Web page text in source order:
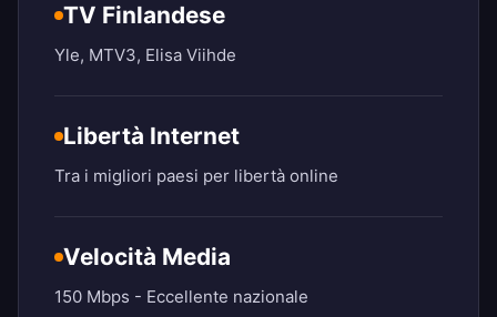
TV Finlandese
Yle, MTV3, Elisa Viihde
Libertà Internet
Tra i migliori paesi per libertà online
Velocità Media
150 Mbps - Eccellente nazionale